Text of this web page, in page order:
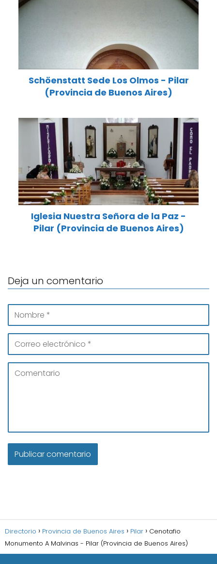
Schöenstatt Sede Los Olmos - Pilar
(Provincia de Buenos Aires)
Iglesia Nuestra Señora de la Paz -
Pilar (Provincia de Buenos Aires)
Deja un comentario
Directorio Provincia de Buenos Aires Pilar
Cenotafio
Monumento A Malvinas - Pilar (Provincia de Buenos Aires)